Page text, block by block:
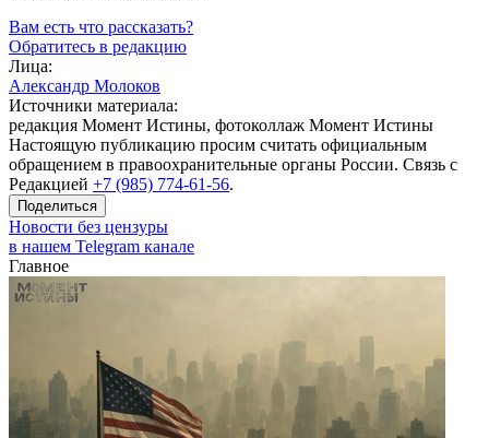
Вам есть что рассказать?
Обратитесь в редакцию
Лица:
Александр Молоков
Источники материала:
редакция Момент Истины, фотоколлаж Момент Истины
Настоящую публикацию просим считать официальным
обращением в правоохранительные органы России. Связь с
Редакцией +7 (985) 774-61-56.
Поделиться
Новости без цензуры
в нашем Telegram канале
Главное